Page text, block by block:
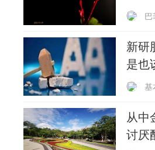
新研
是也
基
从中
讨厌